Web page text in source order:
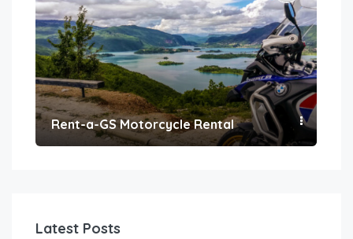
Rent-a-GS Motorcycle Rental
Latest Posts